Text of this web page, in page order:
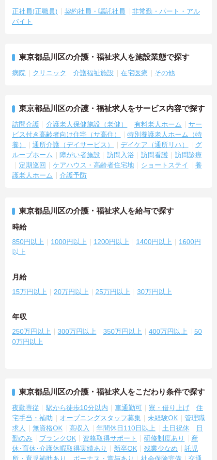
正社員(正職員) 契約社員・嘱託社員
非常勤・パート・アル
バイト
東京都品川区の介護・福祉求人を施設業態で探す
病院 クリニック 介護福祉施設 在宅医療 その他
東京都品川区の介護・福祉求人をサービス内容で探す
訪問介護 介護老人保健施設（老健） 有料老人ホーム
サー
ビス付き高齢者向け住宅（サ高住）
特別養護老人ホーム（特
養）
通所介護（デイサービス） デイケア（通所リハ）
グ
ループホーム
障がい者施設 訪問入浴 訪問看護
訪問診療
定期巡回
ケアハウス・高齢者住宅地 ショートステイ
養
護老人ホーム
介護予防
東京都品川区の介護・福祉求人を給与で探す
時給
850円以上 1000円以上 1200円以上 1400円以上
1600円
以上
月給
15万円以上 20万円以上 25万円以上 30万円以上
年収
250万円以上 300万円以上 350万円以上 400万円以上
50
0万円以上
東京都品川区の介護・福祉求人をこだわり条件で探す
夜勤専従 駅から徒歩10分以内 車通勤可 寮・借り上げ
住
宅手当・補助
オープニングスタッフ募集 未経験OK
管理職
求人
無資格OK 高収入 年間休日110日以上 土日祝休
日
勤のみ
ブランクOK 資格取得サポート 研修制度あり
産
休･育休･介護休暇取得実績あり
新卒OK 残業少なめ
託児